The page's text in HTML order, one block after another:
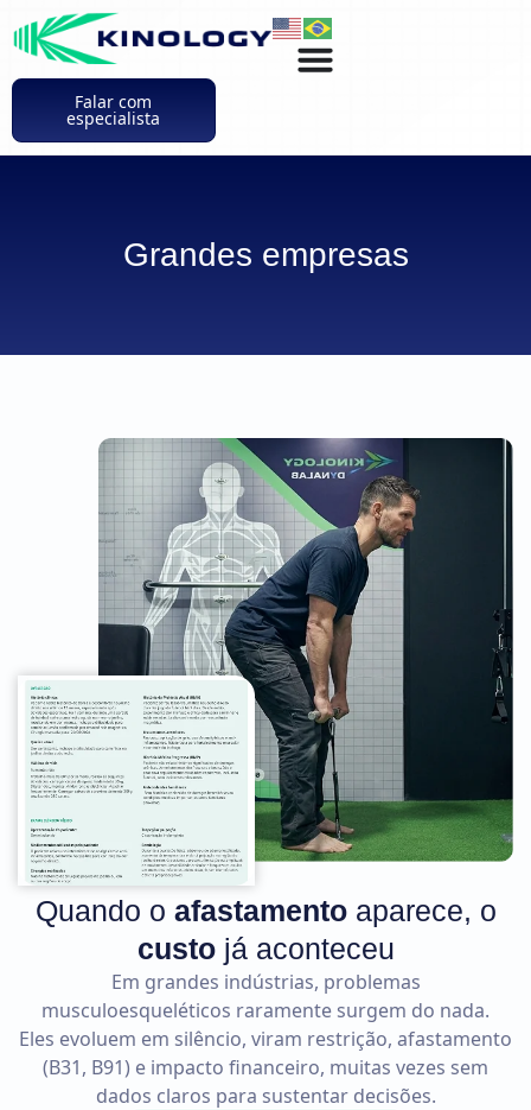
Falar com
especialista
Grandes empresas
Quando o afastamentoaparece, o
custojá aconteceu
Em grandes indústrias, problemas
musculoesqueléticos raramente surgem do nada.
Eles evoluem em silêncio, viram restrição, afastamento
(B31, B91) e impacto financeiro, muitas vezes sem
dados claros para sustentar decisões.